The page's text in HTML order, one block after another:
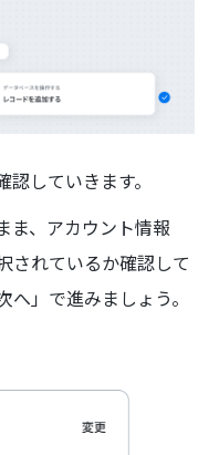
していきます。
ま、アカウント情報
されているか確認して
」で進みましょう。